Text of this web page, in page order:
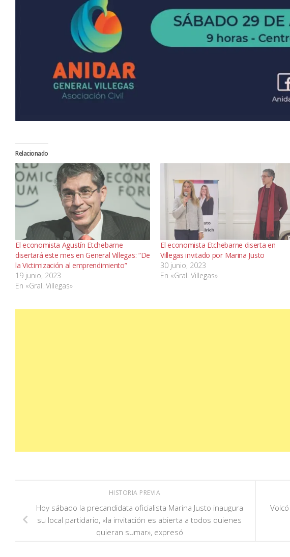
Relacionado
El economista Agustín Etchebarne
disertará este mes en General Villegas: “De
la Victimización al emprendimiento”
19 junio, 2023
En «Gral. Villegas»
El economista Etchebarne diserta en
Villegas invitado por Marina Justo
30 junio, 2023
En «Gral. Villegas»
HISTORIA PREVIA
Hoy sábado la precandidata oficialista Marina Justo inaugura
su local partidario, «la invitación es abierta a todos quienes
quieran sumar», expresó